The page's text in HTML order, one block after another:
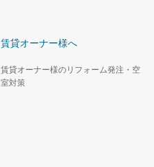
賃貸オーナー様へ
賃貸オーナー様のリフォーム発注・空
室対策